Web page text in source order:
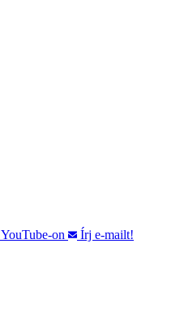
YouTube-on
Írj e-mailt!